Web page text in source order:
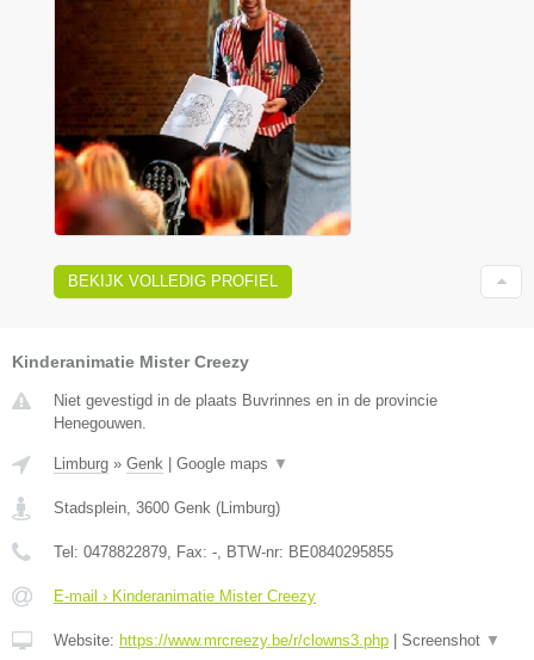
BEKIJK VOLLEDIG PROFIEL
Kinderanimatie Mister Creezy
Niet gevestigd in de plaats Buvrinnes en in de provincie
Henegouwen.
Limburg » Genk Google maps ▼
Stadsplein, 3600 Genk (Limburg)
Tel: 0478822879, Fax: -, BTW-nr: BE0840295855
E-mail › Kinderanimatie Mister Creezy
Website: https://www.mrcreezy.be/r/clowns3.php Screenshot ▼